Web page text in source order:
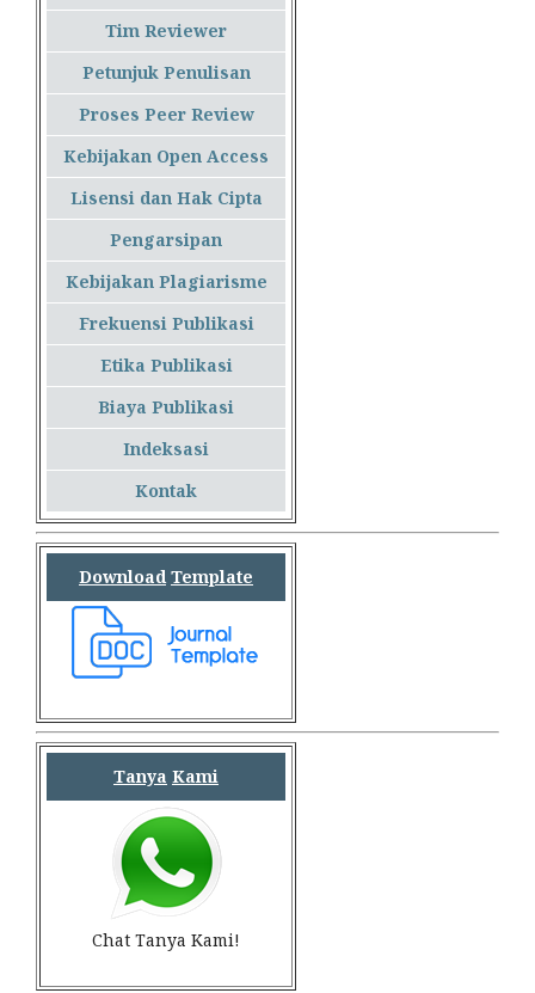
Tim Reviewer
Petunjuk Penulisan
Proses Peer Review
Kebijakan Open Access
Lisensi dan Hak Cipta
Pengarsipan
Kebijakan Plagiarisme
Frekuensi Publikasi
Etika Publikasi
Biaya Publikasi
Indeksasi
Kontak
Download Template
Tanya Kami
Chat Tanya Kami!